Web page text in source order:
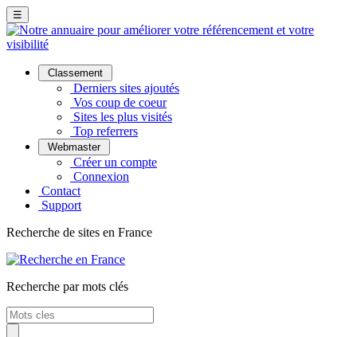
☰
Classement
Derniers sites ajoutés
Vos coup de coeur
Sites les plus visités
Top referrers
Webmaster
Créer un compte
Connexion
Contact
Support
Recherche de sites en France
Recherche par mots clés